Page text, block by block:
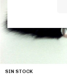
SIN STOCK